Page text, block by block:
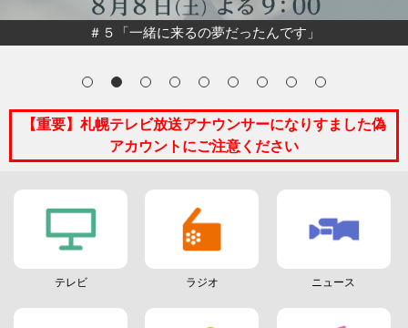
＃５「一緒に来るの夢だったんです」
今年で5周年！北海道を応援する〝祭（イベント）〟です。
【重要】札幌テレビ放送アナウンサーになりすました偽
アカウントにご注意ください
テレビ ラジオ ニュース